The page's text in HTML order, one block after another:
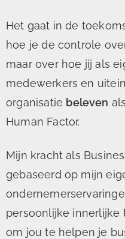
Het gaat in de
hoe je de controle
maar over hoe jij als
medewerkers en
organisatie beleven
Human Factor.
Mijn kracht als
gebaseerd op mijn
persoonlijke innerlijke
om jou te helpen je